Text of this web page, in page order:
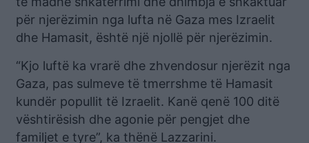
për njerëzimin nga lufta në Gaza mes Izraelit
dhe Hamasit, është një njollë për njerëzimin.
“Kjo luftë ka vrarë dhe zhvendosur njerëzit nga
Gaza, pas sulmeve të tmerrshme të Hamasit
kundër popullit të Izraelit. Kanë qenë 100 ditë
vështirësish dhe agonie për pengjet dhe
familjet e tyre”, ka thënë Lazzarini.